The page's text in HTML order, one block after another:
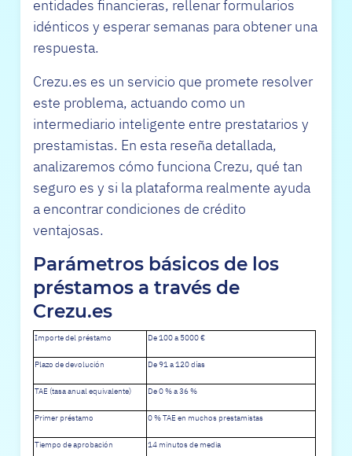
entidades financieras, rellenar formularios
idénticos y esperar semanas para obtener una
respuesta.
Crezu.es es un servicio que promete resolver
este problema, actuando como un
intermediario inteligente entre prestatarios y
prestamistas. En esta reseña detallada,
analizaremos cómo funciona Crezu, qué tan
seguro es y si la plataforma realmente ayuda
a encontrar condiciones de crédito
ventajosas.
Parámetros básicos de los
préstamos a través de
Crezu.es
Importe del préstamo De 100 a 5000 €
Plazo de devolución De 91 a 120 días
TAE (tasa anual equivalente) De 0 % a 36 %
Primer préstamo 0 % TAE en muchos prestamistas
Tiempo de aprobación 14 minutos de media